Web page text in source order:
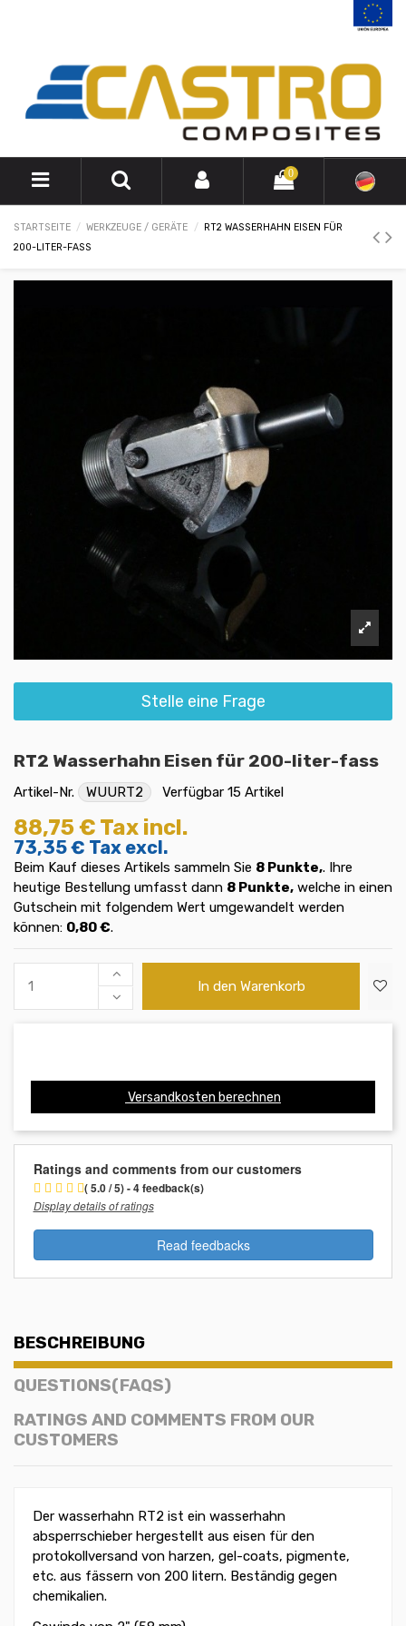
0
STARTSEITE WERKZEUGE / GERÄTE
RT2 WASSERHAHN EISEN FÜR
200-LITER-FASS
Stelle eine Frage
RT2 Wasserhahn Eisen für 200-liter-fass
Artikel-Nr. WUURT2 Verfügbar 15 Artikel
88,75 € Tax incl.
73,35 € Tax excl.
Beim Kauf dieses Artikels sammeln Sie 8 Punkte,. Ihre
heutige Bestellung umfasst dann 8 Punkte, welche in einen
Gutschein mit folgendem Wert umgewandelt werden
können: 0,80 €.
In den Warenkorb
Versandkosten berechnen
Ratings and comments from our customers
( 5.0 / 5) - 4 feedback(s)
Display details of ratings
Read feedbacks
BESCHREIBUNG
QUESTIONS(FAQS)
RATINGS AND COMMENTS FROM OUR
CUSTOMERS
Der wasserhahn RT2 ist ein wasserhahn
absperrschieber hergestellt aus eisen für den
protokollversand von harzen, gel-coats, pigmente,
etc. aus fässern von 200 litern. Beständig gegen
chemikalien.